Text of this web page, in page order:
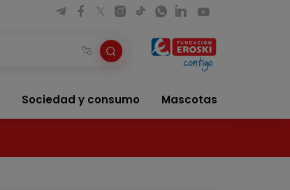
Sociedad y consumo Mascotas